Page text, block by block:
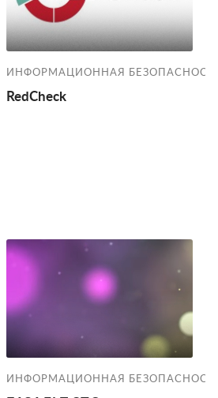
ИНФОРМАЦИОННАЯ БЕЗОПАСНОСТЬ
RedCheck
ИНФОРМАЦИОННАЯ БЕЗОПАСНОСТЬ